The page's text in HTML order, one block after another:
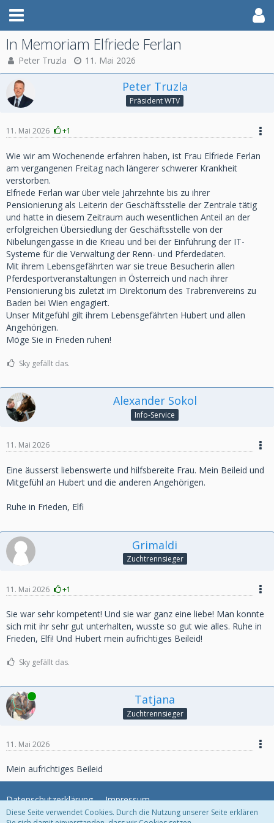
In Memoriam Elfriede Ferlan
Peter Truzla 11. Mai 2026
Peter Truzla
Präsident WTV
11. Mai 2026 +1
Wie wir am Wochenende erfahren haben, ist Frau Elfriede Ferlan
am vergangenen Freitag nach längerer schwerer Krankheit
verstorben.
Elfriede Ferlan war über viele Jahrzehnte bis zu ihrer
Pensionierung als Leiterin der Geschäftsstelle der Zentrale tätig
und hatte in diesem Zeitraum auch wesentlichen Anteil an der
erfolgreichen Übersiedlung der Geschäftsstelle von der
Nibelungengasse in die Krieau und bei der Einführung der IT-
Systeme für die Verwaltung der Renn- und Pferdedaten.
Mit ihrem Lebensgefährten war sie treue Besucherin allen
Pferdesportveranstaltungen in Österreich und nach ihrer
Pensionierung bis zuletzt im Direktorium des Trabrenvereins zu
Baden bei Wien engagiert.
Unser Mitgefühl gilt ihrem Lebensgefährten Hubert und allen
Angehörigen.
Möge Sie in Frieden ruhen!
Sky gefällt das.
Alexander Sokol
Info-Service
11. Mai 2026
Eine äusserst liebenswerte und hilfsbereite Frau. Mein Beileid und
Mitgefühl an Hubert und die anderen Angehörigen.
Ruhe in Frieden, Elfi
Grimaldi
Zuchtrennsieger
11. Mai 2026 +1
Sie war sehr kompetent! Und sie war ganz eine liebe! Man konnte
sich mit ihr sehr gut unterhalten, wusste so gut wie alles. Ruhe in
Frieden, Elfi! Und Hubert mein aufrichtiges Beileid!
Sky gefällt das.
Online Tatjana
Zuchtrennsieger
11. Mai 2026
Mein aufrichtiges Beileid
Datenschutzerklärung Impressum
Diese Seite verwendet Cookies. Durch die Nutzung unserer Seite erklären